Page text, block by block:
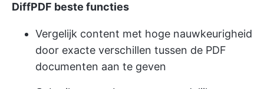
DiffPDF beste functies
Vergelijk content met hoge nauwkeurigheid
door exacte verschillen tussen de PDF
documenten aan te geven